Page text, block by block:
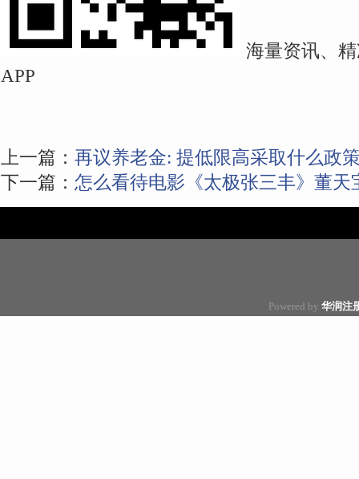
海量资讯、
APP
上一篇： 再议养老金: 提低限高采取什么政
下一篇： 怎么看待电影《太极张三丰》董天
Powered by 华润注